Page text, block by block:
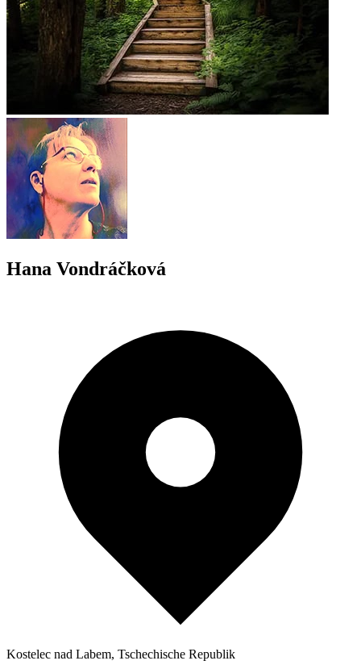
Hana Vondráčková
Kostelec nad Labem, Tschechische Republik